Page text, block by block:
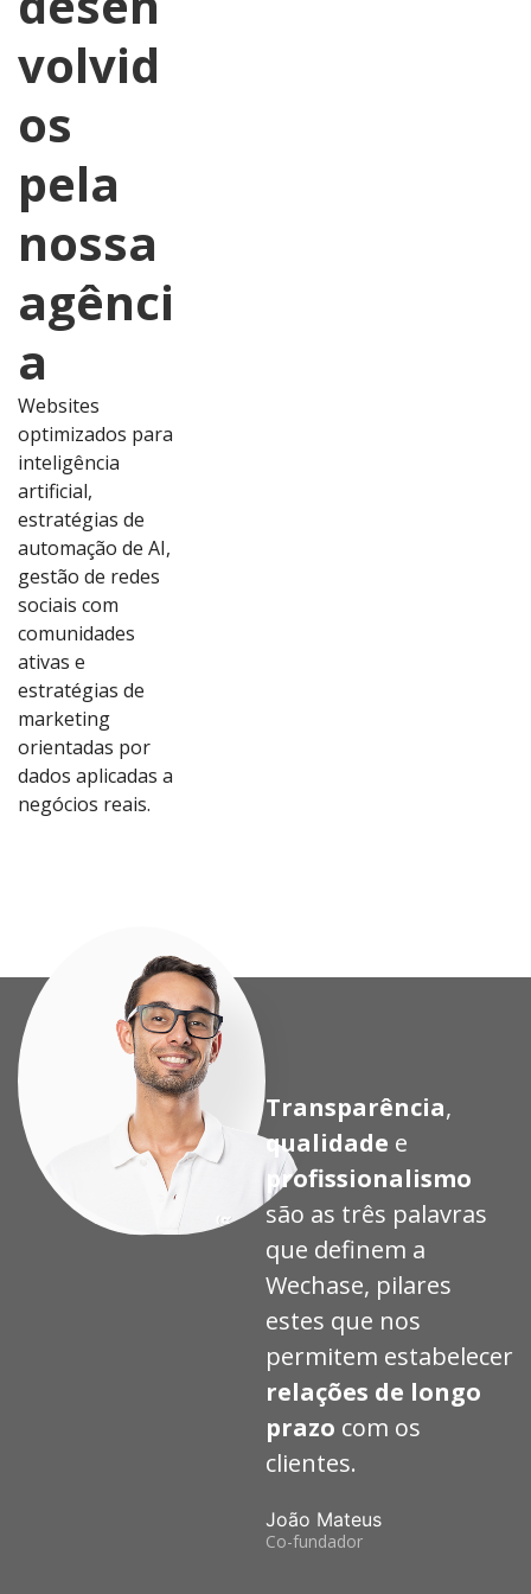
volvid
os
pela
nossa
agênci
a
Websites
optimizados para
inteligência
artificial,
estratégias de
automação de AI,
gestão de redes
sociais com
comunidades
ativas e
estratégias de
marketing
orientadas por
dados aplicadas a
negócios reais.
Transparência,
qualidade e
profissionalismo
são as três palavras
que definem a
Wechase, pilares
estes que nos
permitem estabelecer
relações de longo
prazo com os
clientes.
João Mateus
Co-fundador